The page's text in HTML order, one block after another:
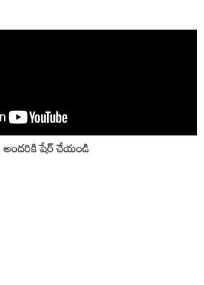
అందరికి షేర్ చేయండి